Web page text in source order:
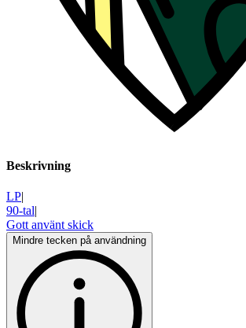
Beskrivning
LP|
90-tal|
Gott använt skick
Mindre tecken på användning